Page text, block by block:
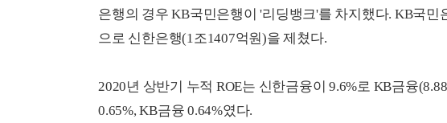
은행의 경우 KB국민은행이 '리딩뱅크'를 차지했다. KB국민
으로 신한은행(1조1407억원)을 제쳤다.
2020년 상반기 누적 ROE는 신한금융이 9.6%로 KB금융
0.65%, KB금융 0.64%였다.